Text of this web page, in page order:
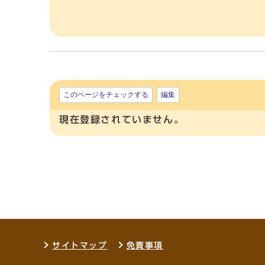
このページをチェックする 編集
現在登録されていません。
サイトマップ 免責事項